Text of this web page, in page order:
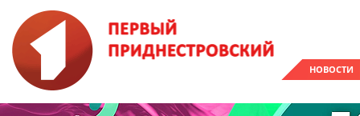
НОВОСТИ